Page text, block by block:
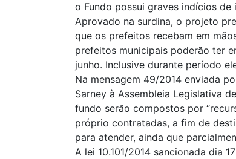
o Fundo possui graves indícios de
Aprovado na surdina, o projeto
que os prefeitos recebam em
prefeitos municipais poderão ter
junho. Inclusive durante período
Na mensagem 49/2014 enviada
Sarney à Assembleia Legislativa
fundo serão compostos por
próprio contratadas, a fim de
para atender, ainda que
A lei 10.101/2014 sancionada dia